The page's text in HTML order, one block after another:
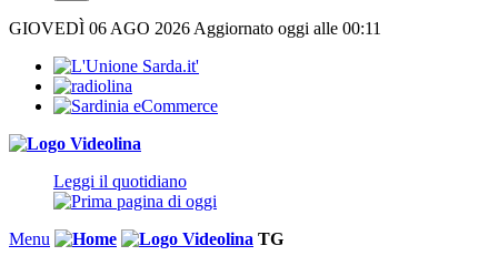
GIOVEDÌ 06 AGO 2026 Aggiornato oggi alle 00:11
Leggi il quotidiano
Menu
TG